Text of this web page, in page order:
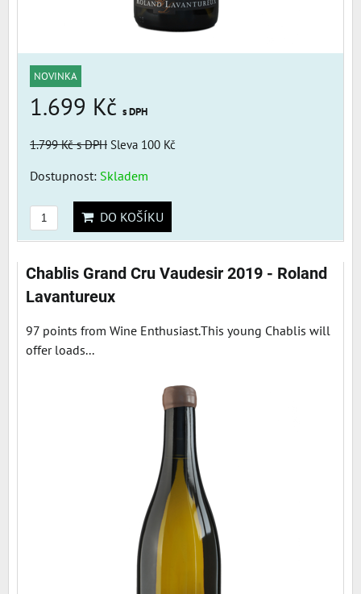
NOVINKA
1.699 Kč s DPH
1.799 Kčs DPH Sleva 100 Kč
Dostupnost: Skladem
DO KOŠÍKU
Chablis Grand Cru Vaudesir 2019 - Roland
Lavantureux
97 points from Wine Enthusiast.This young Chablis will
offer loads...